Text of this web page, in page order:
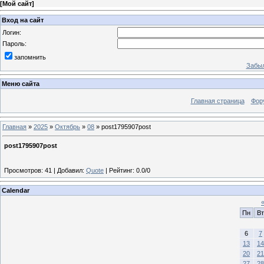
[Мой сайт]
Вход на сайт
Логин:
Пароль:
запомнить
Меню сайта
Главная страница
Главная » 2025 » Октябрь » 08 » post1795907post
post1795907post
Просмотров: 41 | Добавил: Quote | Рейтинг: 0.0/0
Calendar
«
Пн
Вт
6
7
13
14
20
21